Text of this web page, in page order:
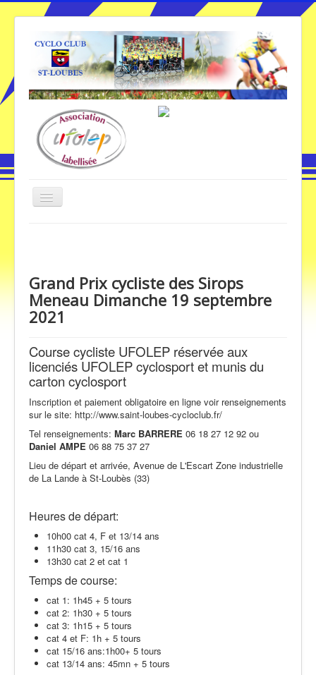
Basculer
la
Accueil
Galerie Photos
Contact
Traversée des Pyrénées 2021
Grand Prix cycliste des Sirops
Meneau Dimanche 19 septembre
2021
Course cycliste UFOLEP réservée aux
licenciés UFOLEP cyclosport et munis du
carton cyclosport
Inscription et paiement obligatoire en ligne voir renseignements
sur le site: http://www.saint-loubes-cycloclub.fr/
Tel renseignements: Marc BARRERE 06 18 27 12 92 ou
Daniel AMPE 06 88 75 37 27
Lieu de départ et arrivée, Avenue de L'Escart Zone industrielle
de La Lande à St-Loubès (33)
Heures de départ:
10h00 cat 4, F et 13/14 ans
11h30 cat 3, 15/16 ans
13h30 cat 2 et cat 1
Temps de course:
cat 1: 1h45 + 5 tours
cat 2: 1h30 + 5 tours
cat 3: 1h15 + 5 tours
cat 4 et F: 1h + 5 tours
cat 15/16 ans:1h00+ 5 tours
cat 13/14 ans: 45mn + 5 tours